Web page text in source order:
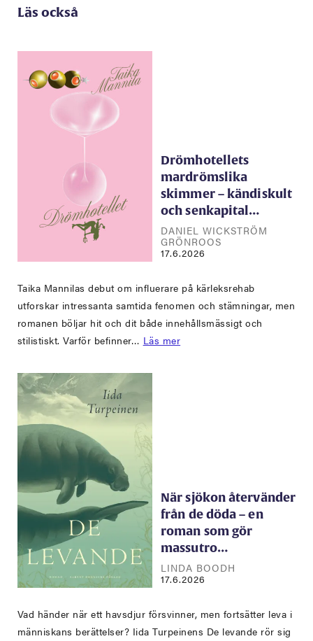
Läs också
Drömhotellets
mardrömslika
skimmer – kändiskult
och senkapital…
DANIEL WICKSTRÖM
GRÖNROOS
17.6.2026
Taika Mannilas debut om influerare på kärleksrehab
utforskar intressanta samtida fenomen och stämningar, men
romanen böljar hit och dit både innehållsmässigt och
stilistiskt. Varför befinner… Läs mer
När sjökon återvänder
från de döda – en
roman som gör
massutro…
LINDA BOODH
17.6.2026
Vad händer när ett havsdjur försvinner, men fortsätter leva i
människans berättelser? Iida Turpeinens De levande rör sig